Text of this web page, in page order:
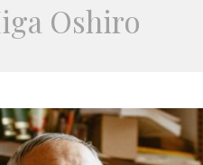
Oshiro